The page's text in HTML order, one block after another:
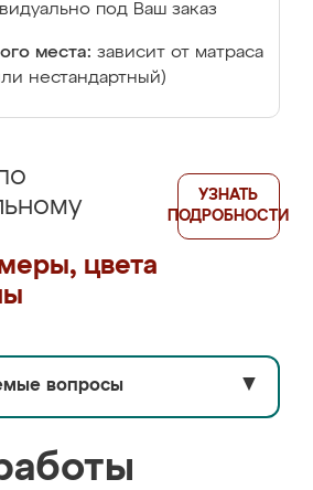
под Ваш заказ
места: зависит от матраса
нестандартный)
цвета
УЗНАТЬ
ПОДРОБНОСТИ
вопросы ▼